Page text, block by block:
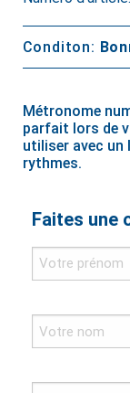
Conditon:
Métronome
parfait lors de
utiliser avec un
rythmes.
Faites une